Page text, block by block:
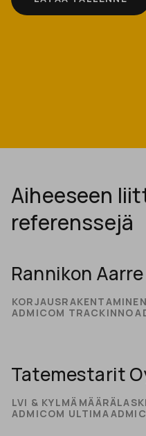
Aiheeseen
referenssejä
Rannikon
KORJAUSRAKENTAMINEN
ADMICOM TRACKINNO
Tatemestarit
LVI & KYLMÄ
ADMICOM ULTIMA